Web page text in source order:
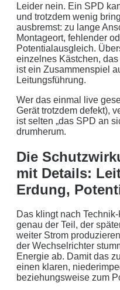
Leider nein. Ein SPD
und trotzdem wenig
ausbremst: zu lange
Montageort, fehlender
Potentialausgleich.
einzelnes Kästchen,
ist ein Zusammenspiel
Leitungsführung.
Wer das einmal live
Gerät trotzdem defekt),
ist selten „das SPD an
drumherum.
Die
mit Details:
Erdung,
Das klingt nach
genau der Teil, der
weiter Strom
der Wechselrichter
Energie ab. Damit das
einen klaren,
beziehungsweise zum